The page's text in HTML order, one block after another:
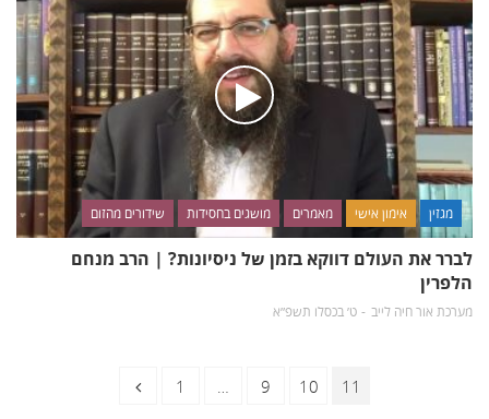
מגזין אימון אישי מאמרים מושגים בחסידות שידורים מהזום
לברר את העולם דווקא בזמן של ניסיונות? | הרב מנחם
הלפרין
מערכת אור חיה לייב ט׳ בכסלו תשפ״א
דף1 … דף
9 דף
10 דף
11